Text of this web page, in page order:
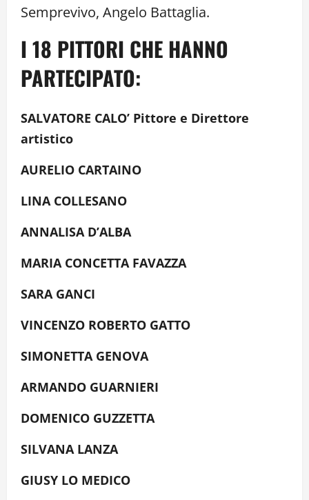
Semprevivo, Angelo Battaglia.
I 18 PITTORI CHE HANNO
PARTECIPATO:
SALVATORE CALO’ Pittore e Direttore
artistico
AURELIO CARTAINO
LINA COLLESANO
ANNALISA D’ALBA
MARIA CONCETTA FAVAZZA
SARA GANCI
VINCENZO ROBERTO GATTO
SIMONETTA GENOVA
ARMANDO GUARNIERI
DOMENICO GUZZETTA
SILVANA LANZA
GIUSY LO MEDICO